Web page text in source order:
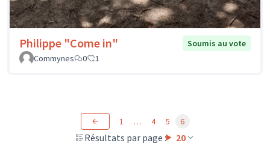
Philippe "Come in"
Soumis au vote
Commynes
0 1
Résultats par page : 20
1 … 4 5 6